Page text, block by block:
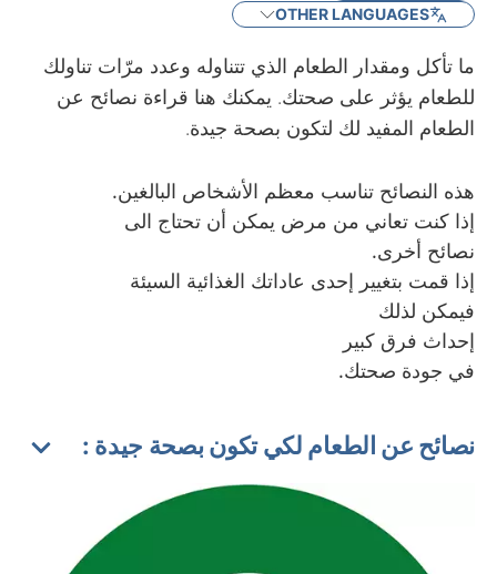
OTHER LANGUAGES
ما تأكل ومقدار الطعام الذي تتناوله وعدد مرّات تناولك
للطعام يؤثر على صحتك. يمكنك هنا قراءة نصائح عن
الطعام المفيد لك لتكون بصحة جيدة.
هذه النصائح تناسب معظم الأشخاص البالغين.
إذا كنت تعاني من مرض يمكن أن تحتاج الى
نصائح أخرى.
إذا قمت بتغيير إحدى عاداتك الغذائية السيئة
فيمكن لذلك
إحداث فرق كبير
في جودة صحتك.
نصائح عن الطعام لكي تكون بصحة جيدة :